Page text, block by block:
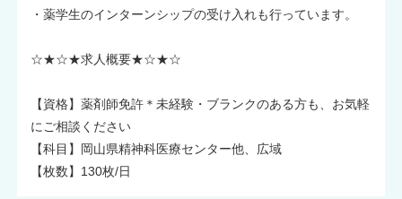
・薬学生のインターンシップの受け入れも行っています。
☆★☆★求人概要★☆★☆
【資格】薬剤師免許＊未経験・ブランクのある方も、お気軽
にご相談ください
【科目】岡山県精神科医療センター他、広域
【枚数】130枚/日